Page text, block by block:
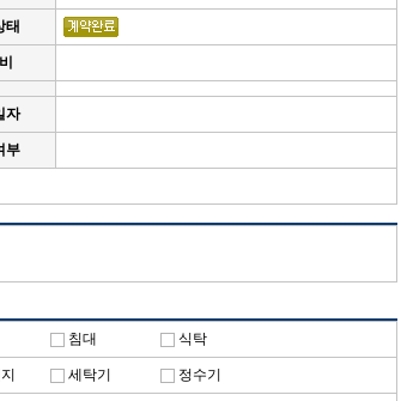
태
자
부
침대 식탁
세탁기 정수기